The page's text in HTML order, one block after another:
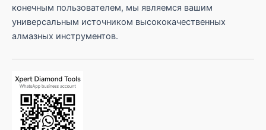
конечным пользователем, мы являемся вашим
универсальным источником высококачественных
алмазных инструментов.